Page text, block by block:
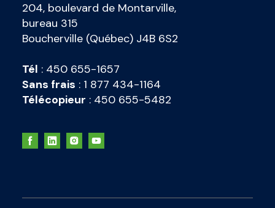
204, boulevard de Montarville,
bureau 315
Boucherville (Québec) J4B 6S2
Tél : 450 655-1657
Sans frais : 1 877 434-1164
Télécopieur : 450 655-5482